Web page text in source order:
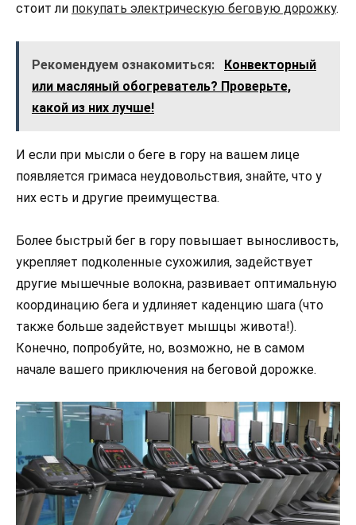
стоит ли покупать электрическую беговую дорожку.
Рекомендуем ознакомиться:
Конвекторный
или масляный обогреватель? Проверьте,
какой из них лучше!
И если при мысли о беге в гору на вашем лице
появляется гримаса неудовольствия, знайте, что у
них есть и другие преимущества.
Более быстрый бег в гору повышает выносливость,
укрепляет подколенные сухожилия, задействует
другие мышечные волокна, развивает оптимальную
координацию бега и удлиняет каденцию шага (что
также больше задействует мышцы живота!).
Конечно, попробуйте, но, возможно, не в самом
начале вашего приключения на беговой дорожке.